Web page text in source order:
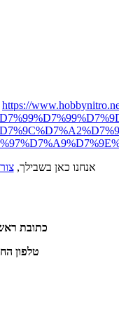
https://
אנחנו כאן בשבילך,
כתובת
טלפון